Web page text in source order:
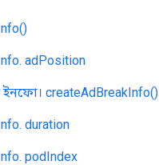
adPosition
ইনফো। createAdBreakInfo()
duration
podIndex